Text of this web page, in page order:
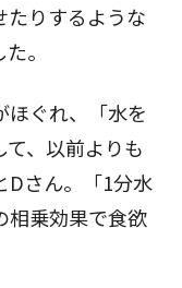
たりするような
。
ほぐれ、「水を
、以前よりも
Dさん。「1分水
相乗効果で食欲